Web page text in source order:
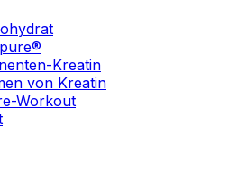
Kreatin
von Kreatin
Workout